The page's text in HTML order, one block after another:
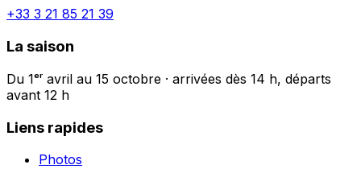
+33 3 21 85 21 39
La saison
Du 1ᵉʳ avril au 15 octobre · arrivées dès 14 h, départs
avant 12 h
Liens rapides
Photos